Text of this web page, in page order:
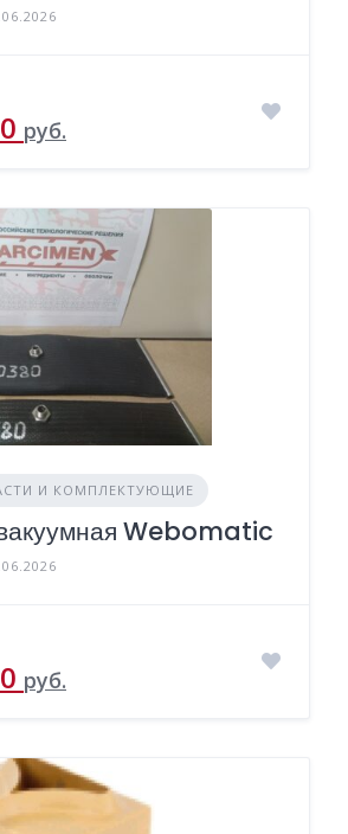
руб.
И КОМПЛЕКТУЮЩИЕ
Webomatic
руб.